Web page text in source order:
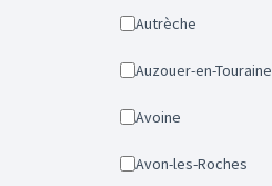
Autrèche
Auzouer-en-Touraine
Avoine
Avon-les-Roches